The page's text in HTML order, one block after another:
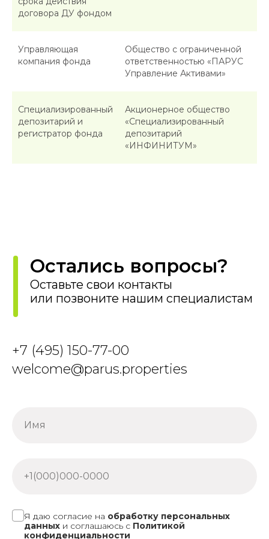
договора ДУ фондом
Управляющая
компания фонда
Общество с ограниченной
ответственностью «ПАРУС
Управление Активами»
Специализированный
депозитарий и
регистратор фонда
Акционерное общество
«Специализированный
депозитарий
«ИНФИНИТУМ»
+7 (495) 150-77-00
welcome@parus.properties
Я даю согласие на обработку персональных
данных и соглашаюсь c Политикой
конфиденциальности